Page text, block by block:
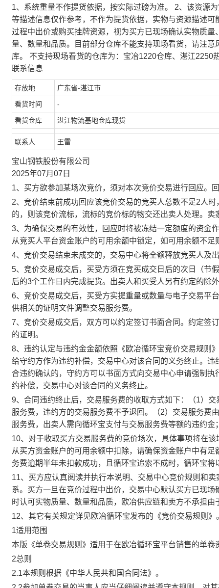
1、系统重量不作提货依据，按实际过磅为准。 2、该资源
等描述信息仅作参考，不作为提货依据，实物与资源描述
过程中出价或购买挂牌资源，视为买方已现场确认实物质
量、数量和品质。目前部分仓库不能支持现场看货，请注
库。 不支持现场看货的仓库为：宝冶1220仓库、湛江2250
联系信息
存放地 广东省-湛江市
看货时间 -
看货仓库 湛江物流基地仓库现货
联系人 王雷
宝山钢铁股份有限公司
2025年07月07日
1、买方欲参加某场次竞价，须对本次竞价交易进行回应。
2、竞价结束前成功回应该竞价交易的竞买人总数不足2人
的，则该竞价流标，流标的竞价标的物交还出卖人处理。
3、为确保交易的有效性，回应时将被冻结一定额度的资金
从竞买人平台资金账户的可用余额中锁定，如可用余额不足
4、竞价交易结束未成交的，交易中心将全额释放竞买人及
5、竞价交易成交后，买受方须在竞买成交日后的次日（节
后的3个工作日内完成提货。出卖人和买受人另有约定的除
6、竞价交易成交后，买受方实提重量或数量与电子交易平
供相关的证明文件调整交易服务费。
7、竞价交易成交后，双方可以约定签订书面合同。约定签
的证明。
8、违约认定与违约金金额依照《欧冶循环宝竞价交易规则
给守约方作为违约补偿，交易中心对该合同的义务终止。
合违约确认的，守约方可以书面方式向交易中心申请强制
约补偿，交易中心对该合同的义务终止。
9、合同违约终止后，交易服务费的收取方式如下：（1）
服务费，违约方的交易服务费不予退回。（2）交易服务费
服务费，出卖人需向循环宝支付与交易服务费等额的违约
10、对于收取买方交易服务费的竞价场次，具体事项将在
从买方资金账户的可用余额中扣除，请确保资金账户中有
务费逾期半年未扣款成功，且循环宝追索不成时，循环宝将
11、买方应认真阅读并执行本说明、交易中心竞价规则和
系。买方一旦在竞价过程中出价，交易中心默认买方已现
时认可实物质量、数量和品质，欧冶供应链和卖方不承担由
12、其它有关规定详见欧冶循环宝发布的《竞价交易规则》
1适用范围
本版《单卷交易规则》适用于在欧冶循环宝平台销售的单卷
2总则
2.1本规则根据《中华人民共和国合同法》。